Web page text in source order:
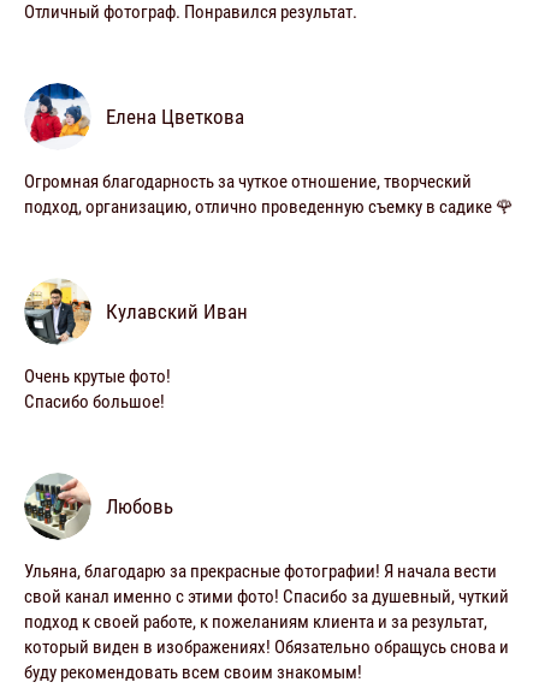
Отличный фотограф. Понравился результат.
Елена Цветкова
Огромная благодарность за чуткое отношение, творческий
подход, организацию, отлично проведенную съемку в садике 🌹
Кулавский Иван
Очень крутые фото!
Спасибо большое!
Любовь
Ульяна, благодарю за прекрасные фотографии! Я начала вести
свой канал именно с этими фото! Спасибо за душевный, чуткий
подход к своей работе, к пожеланиям клиента и за результат,
который виден в изображениях! Обязательно обращусь снова и
буду рекомендовать всем своим знакомым!